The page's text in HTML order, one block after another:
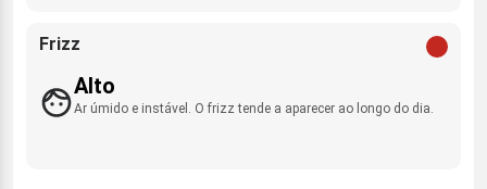
Frizz
Alto
Ar úmido e instável. O frizz tende a aparecer ao longo do dia.